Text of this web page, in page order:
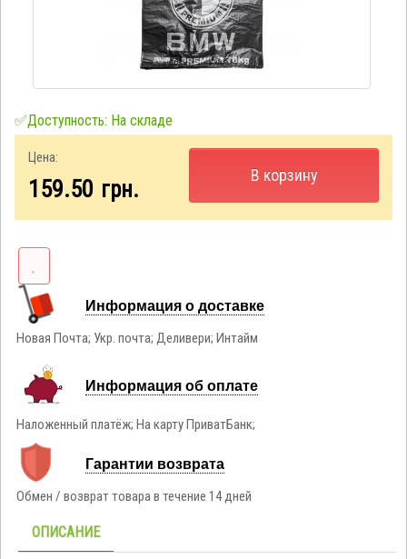
✅Доступность: На складе
Цена:
159.50 грн.
В корзину
Информация о доставке
Новая Почта; Укр. почта; Деливери; Интайм
Информация об оплате
Наложенный платёж; На карту ПриватБанк;
Гарантии возврата
Обмен / возврат товара в течение 14 дней
ОПИСАНИЕ